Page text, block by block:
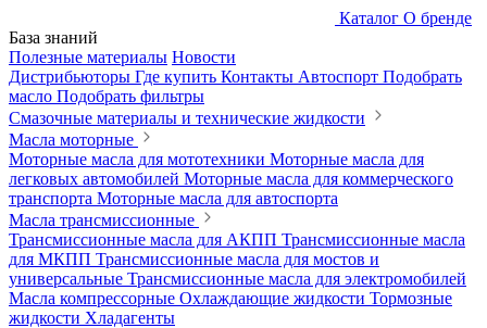
Каталог О бренде
База знаний
Полезные материалы Новости
Дистрибьюторы Где купить Контакты Автоспорт Подобрать
масло Подобрать фильтры
Смазочные материалы и технические жидкости
Масла моторные
Моторные масла для мототехники Моторные масла для
легковых автомобилей Моторные масла для коммерческого
транспорта Моторные масла для автоспорта
Масла трансмиссионные
Трансмиссионные масла для АКПП Трансмиссионные масла
для МКПП Трансмиссионные масла для мостов и
универсальные Трансмиссионные масла для электромобилей
Масла компрессорные Охлаждающие жидкости Тормозные
жидкости Хладагенты